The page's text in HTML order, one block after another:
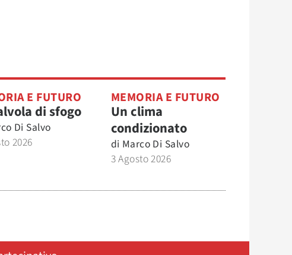
E FUTURO
di sfogo
Di Salvo
2026
MEMORIA E FUTURO
Un clima
condizionato
di Marco Di Salvo
3 Agosto 2026